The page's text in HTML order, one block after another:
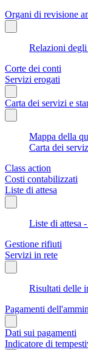
Organi di revisione
Relazioni
Corte dei conti
Servizi erogati
Carta dei servizi e
Mappa della
Carta dei
Class action
Costi contabilizzati
Liste di attesa
Liste di attesa
Gestione rifiuti
Servizi in rete
Risultati delle
Pagamenti
Dati sui pagamenti
Indicatore di